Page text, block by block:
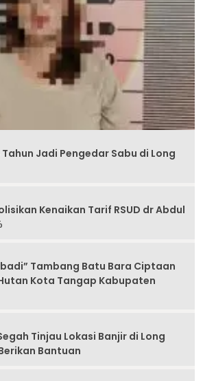
Jadi Pengedar Sabu di Long
Kenaikan Tarif RSUD dr Abdul
Tambang Batu Bara Ciptaan
Hutan Kota Tangap Kabupaten
Tinjau Lokasi Banjir di Long
Bantuan